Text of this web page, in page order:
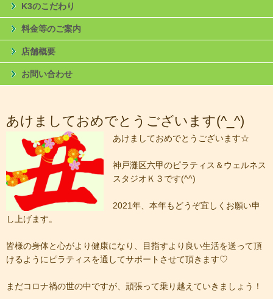
K3のこだわり
料金等のご案内
店舗概要
お問い合わせ
あけましておめでとうございます(^_^)
あけましておめでとうございます☆
神戸灘区六甲のピラティス＆ウェルネス
スタジオＫ３です(^^)
2021年、本年もどうぞ宜しくお願い申
し上げます。
皆様の身体と心がより健康になり、目指すより良い生活を送って頂
けるようにピラティスを通してサポートさせて頂きます♡
まだコロナ禍の世の中ですが、頑張って乗り越えていきましょう！